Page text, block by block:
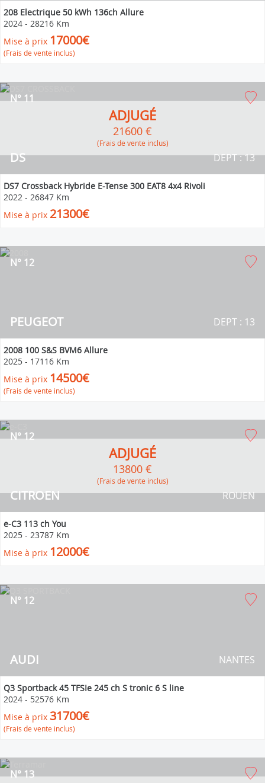
208 Electrique 50 kWh 136ch Allure
2024 - 28216 Km
Mise à prix 17000€
(Frais de vente inclus)
DS
N° 11
DEPT : 13
ADJUGÉ
21600 €
(Frais de vente inclus)
DS7 Crossback Hybride E-Tense 300 EAT8 4x4 Rivoli
2022 - 26847 Km
Mise à prix 21300€
PEUGEOT
N° 12
DEPT : 13
2008 100 S&S BVM6 Allure
2025 - 17116 Km
Mise à prix 14500€
(Frais de vente inclus)
CITROEN
N° 12
ROUEN
ADJUGÉ
13800 €
(Frais de vente inclus)
e-C3 113 ch You
2025 - 23787 Km
Mise à prix 12000€
AUDI
N° 12
NANTES
Q3 Sportback 45 TFSIe 245 ch S tronic 6 S line
2024 - 52576 Km
Mise à prix 31700€
(Frais de vente inclus)
N° 13